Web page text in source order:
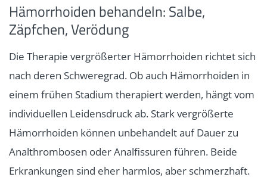
Hämorrhoiden behandeln: Salbe,
Zäpfchen, Verödung
Die Therapie vergrößerter Hämorrhoiden richtet sich
nach deren Schweregrad. Ob auch Hämorrhoiden in
einem frühen Stadium therapiert werden, hängt vom
individuellen Leidensdruck ab. Stark vergrößerte
Hämorrhoiden können unbehandelt auf Dauer zu
Analthrombosen oder Analfissuren führen. Beide
Erkrankungen sind eher harmlos, aber schmerzhaft.